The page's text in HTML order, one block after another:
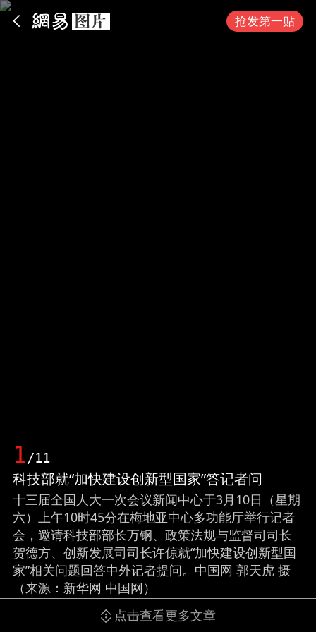
抢发第一贴
1/11
科技部就“加快建设创新型国家”答记者问
十三届全国人大一次会议新闻中心于3月10日（星期
六）上午10时45分在梅地亚中心多功能厅举行记者
会，邀请科技部部长万钢、政策法规与监督司司长
贺德方、创新发展司司长许倞就“加快建设创新型国
家”相关问题回答中外记者提问。中国网 郭天虎 摄
（来源：新华网 中国网）
点击查看更多文章
App内打开